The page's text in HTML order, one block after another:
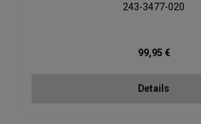
243-3477-020
Regulärer Preis:
99,95 €
Details